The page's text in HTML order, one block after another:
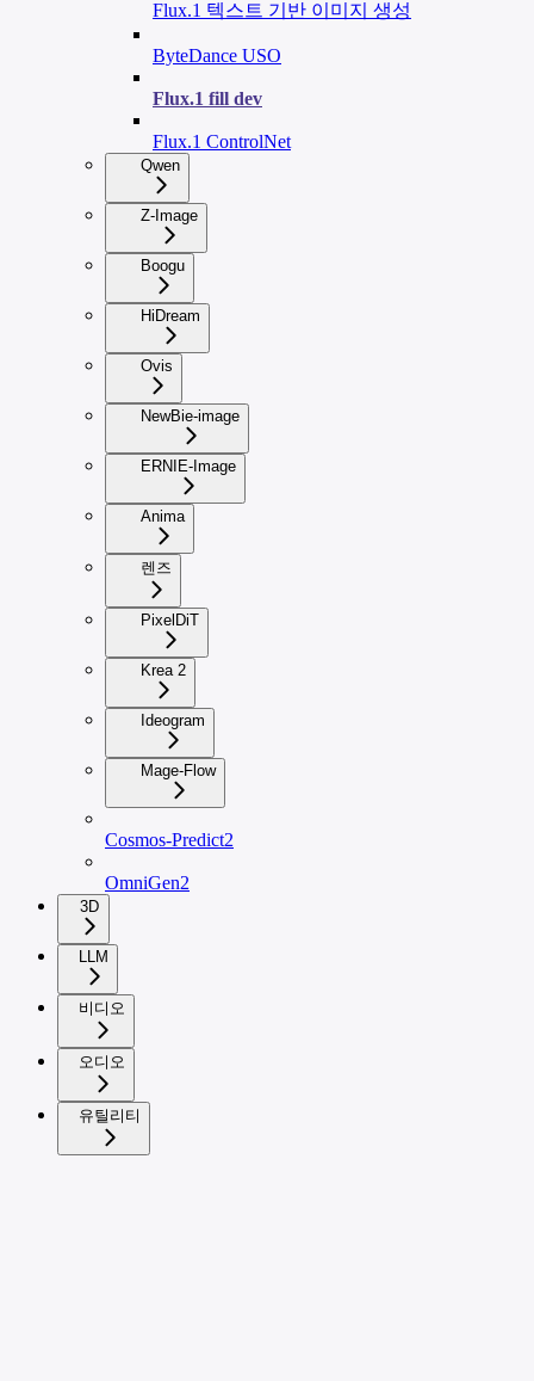
Flux.1 텍스트 기반 이미지 생성
ByteDance USO
Flux.1 fill dev
Flux.1 ControlNet
Qwen
Z-Image
Boogu
HiDream
Ovis
NewBie-image
ERNIE-Image
Anima
렌즈
PixelDiT
Krea 2
Ideogram
Mage-Flow
Cosmos-Predict2
OmniGen2
3D
LLM
비디오
오디오
유틸리티